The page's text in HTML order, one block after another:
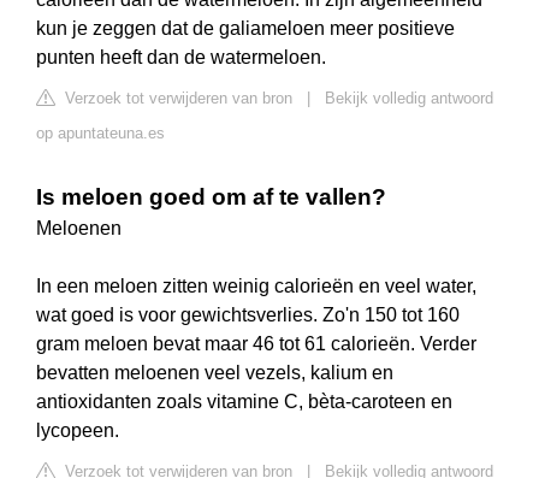
kun je zeggen dat de galiameloen meer positieve
punten heeft dan de watermeloen.
Verzoek tot verwijderen van bron
Bekijk volledig antwoord
op apuntateuna.es
Is meloen goed om af te vallen?
Meloenen
In een meloen zitten weinig calorieën en veel water,
wat goed is voor gewichtsverlies. Zo'n 150 tot 160
gram meloen bevat maar 46 tot 61 calorieën. Verder
bevatten meloenen veel vezels, kalium en
antioxidanten zoals vitamine C, bèta-caroteen en
lycopeen.
Verzoek tot verwijderen van bron Bekijk volledig antwoord